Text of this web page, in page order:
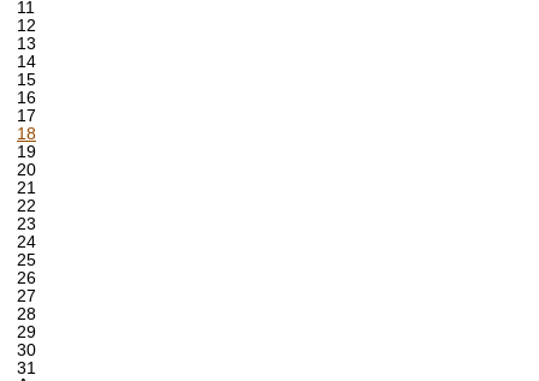
11
12
13
14
15
16
17
18
19
20
21
22
23
24
25
26
27
28
29
30
31